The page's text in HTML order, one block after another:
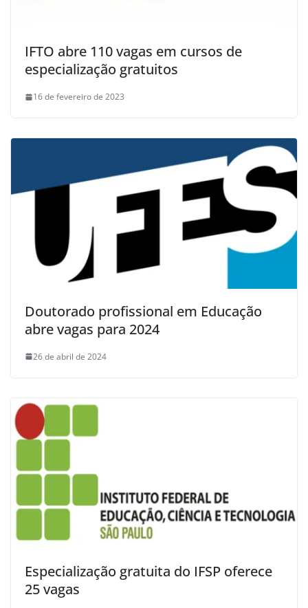
IFTO abre 110 vagas em cursos de
especialização gratuitos
16 de fevereiro de 2023
Doutorado profissional em Educação
abre vagas para 2024
26 de abril de 2024
Especialização gratuita do IFSP oferece
25 vagas